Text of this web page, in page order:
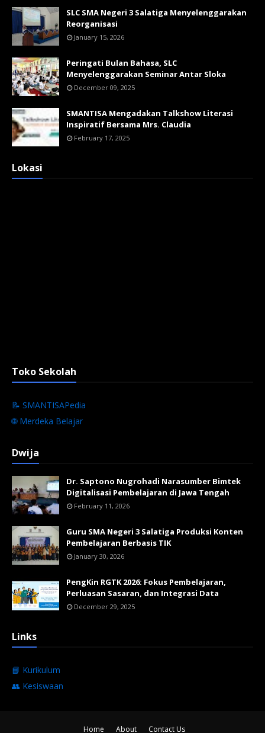
SLC SMA Negeri 3 Salatiga Menyelenggarakan
Reorganisasi
January 15, 2026
Peringati Bulan Bahasa, SLC
Menyelenggarakan Seminar Antar Sloka
December 09, 2025
SMANTISA Mengadakan Talkshow Literasi
Inspiratif Bersama Mrs. Claudia
February 17, 2025
Lokasi
Toko Sekolah
📝 SMANTISAPedia
🌐 Merdeka Belajar
Dwija
Dr. Saptono Nugrohadi Narasumber Bimtek
Digitalisasi Pembelajaran di Jawa Tengah
February 11, 2026
Guru SMA Negeri 3 Salatiga Produksi Konten
Pembelajaran Berbasis TIK
January 30, 2026
PengKin RGTK 2026: Fokus Pembelajaran,
Perluasan Sasaran, dan Integrasi Data
December 29, 2025
Links
📘 Kurikulum
👥 Kesiswaan
Home About Contact Us